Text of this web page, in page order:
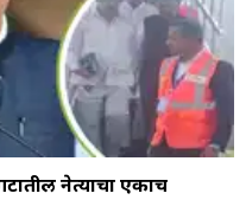
नेत्याचा एकाच